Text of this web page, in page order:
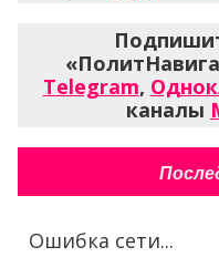
Telegram,
каналы
Ошибка сети...